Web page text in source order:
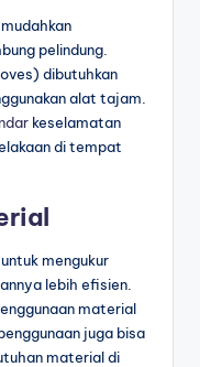
pelindung.
dibutuhkan
alat tajam.
keselamatan
di tempat
mengukur
lebih efisien.
material
juga bisa
material di